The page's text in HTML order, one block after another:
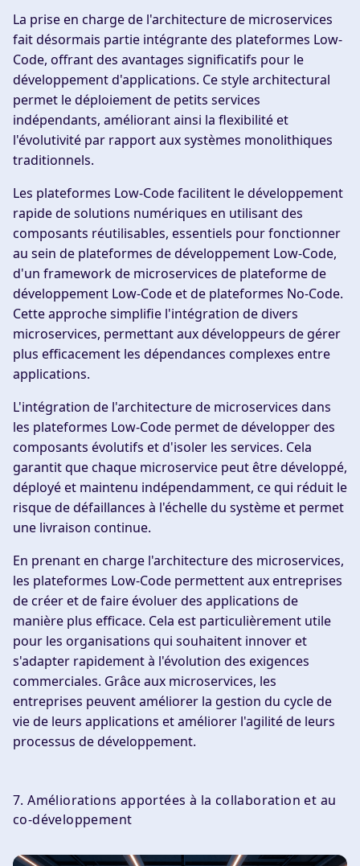
La prise en charge de l'architecture de microservices
fait désormais partie intégrante des plateformes Low-
Code, offrant des avantages significatifs pour le
développement d'applications. Ce style architectural
permet le déploiement de petits services
indépendants, améliorant ainsi la flexibilité et
l'évolutivité par rapport aux systèmes monolithiques
traditionnels.
Les plateformes Low-Code facilitent le développement
rapide de solutions numériques en utilisant des
composants réutilisables, essentiels pour fonctionner
au sein de plateformes de développement Low-Code,
d'un framework de microservices de plateforme de
développement Low-Code et de plateformes No-Code.
Cette approche simplifie l'intégration de divers
microservices, permettant aux développeurs de gérer
plus efficacement les dépendances complexes entre
applications.
L'intégration de l'architecture de microservices dans
les plateformes Low-Code permet de développer des
composants évolutifs et d'isoler les services. Cela
garantit que chaque microservice peut être développé,
déployé et maintenu indépendamment, ce qui réduit le
risque de défaillances à l'échelle du système et permet
une livraison continue.
En prenant en charge l'architecture des microservices,
les plateformes Low-Code permettent aux entreprises
de créer et de faire évoluer des applications de
manière plus efficace. Cela est particulièrement utile
pour les organisations qui souhaitent innover et
s'adapter rapidement à l'évolution des exigences
commerciales. Grâce aux microservices, les
entreprises peuvent améliorer la gestion du cycle de
vie de leurs applications et améliorer l'agilité de leurs
processus de développement.
7. Améliorations apportées à la collaboration et au
co-développement